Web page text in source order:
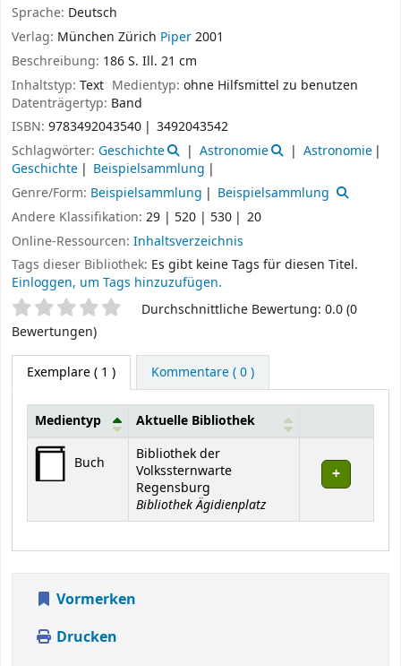
Sprache: Deutsch
Verlag: München Zürich Piper2001
Beschreibung: 186 S. Ill. 21 cm
Inhaltstyp: Text Medientyp:ohne Hilfsmittel zu benutzen
Datenträgertyp: Band
ISBN: 9783492043540
3492043542
Schlagwörter: Geschichte Astronomie
Astronomie
Geschichte
Beispielsammlung
Genre/Form: Beispielsammlung
Beispielsammlung
Andere Klassifikation: 29 | 520 | 530
20
Online-Ressourcen: Inhaltsverzeichnis
Tags dieser Bibliothek: Es gibt keine Tags für diesen Titel.
Einloggen, um Tags hinzuzufügen.
SternchenbewertungDurchschnittliche Bewertung: 0.0 (0
Bewertungen)
Exemplare( 1 ) Kommentare ( 0 )
Exemplare
Medientyp Aktuelle Bibliothek
Buch
Bibliothek der
Volkssternwarte
Regensburg
Bibliothek Ägidienplatz
Vormerken
Drucken